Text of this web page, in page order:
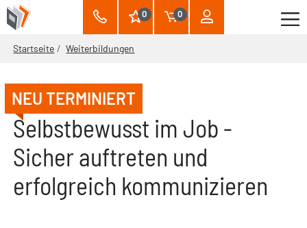
0 0
Startseite Weiterbildungen
NEU TERMINIERT
Selbstbewusst im Job -
Sicher auftreten und
erfolgreich kommunizieren